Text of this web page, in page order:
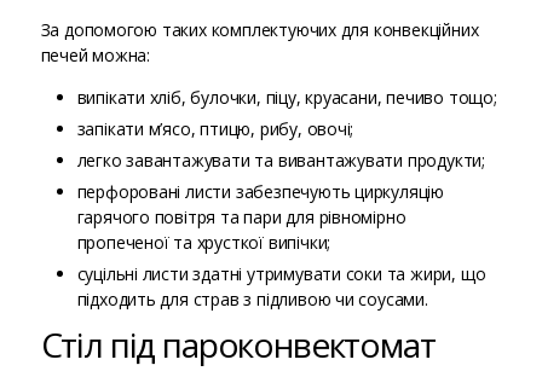
За допомогою таких комплектуючих для конвекційних
печей можна:
випікати хліб, булочки, піцу, круасани, печиво тощо;
запікати м’ясо, птицю, рибу, овочі;
легко завантажувати та вивантажувати продукти;
перфоровані листи забезпечують циркуляцію
гарячого повітря та пари для рівномірно
пропеченої та хрусткої випічки;
суцільні листи здатні утримувати соки та жири, що
підходить для страв з підливою чи соусами.
Стіл під пароконвектомат